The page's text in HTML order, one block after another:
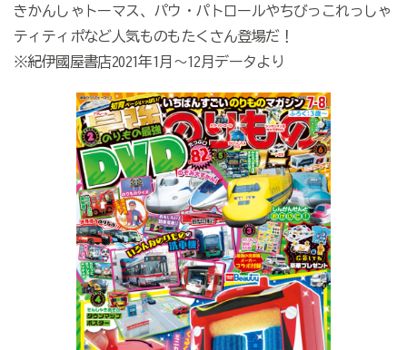
きかんしゃトーマス、パウ・パトロールやちびっこれっしゃ
ティティポなど人気ものもたくさん登場だ！
※紀伊國屋書店2021年1月～12月データより